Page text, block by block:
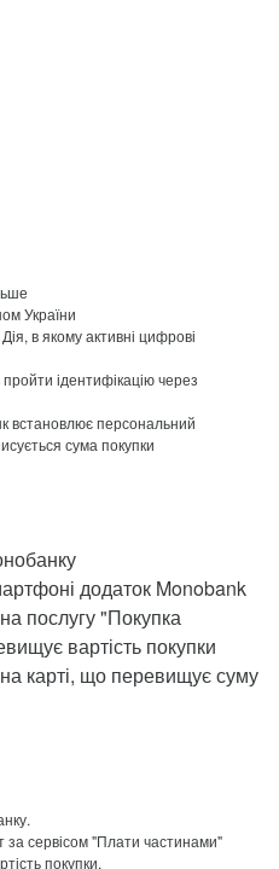
України
в якому активні цифрові
ідентифікацію через
встановлює персональний
сума покупки
додаток Monobank
послугу "Покупка
вартість покупки
карті, що перевищує суму
за сервісом "Плати частинами"
покупки.